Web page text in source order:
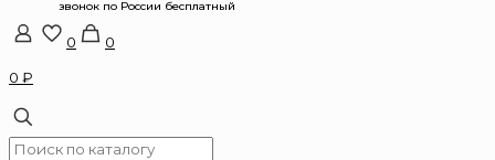
0
0
0 ₽